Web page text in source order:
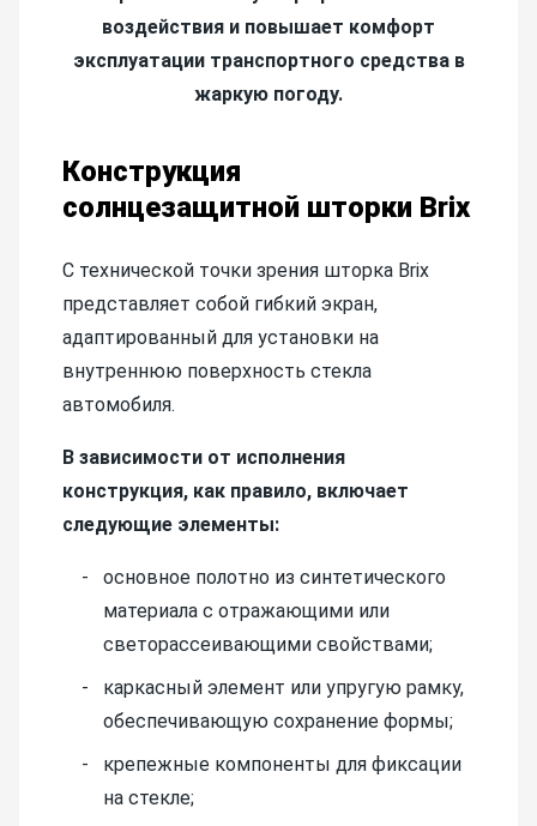
воздействия и повышает комфорт
эксплуатации транспортного средства в
жаркую погоду.
Конструкция
солнцезащитной шторки Brix
С технической точки зрения шторка Brix
представляет собой гибкий экран,
адаптированный для установки на
внутреннюю поверхность стекла
автомобиля.
В зависимости от исполнения
конструкция, как правило, включает
следующие элементы:
основное полотно из синтетического
материала с отражающими или
светорассеивающими свойствами;
каркасный элемент или упругую рамку,
обеспечивающую сохранение формы;
крепежные компоненты для фиксации
на стекле;